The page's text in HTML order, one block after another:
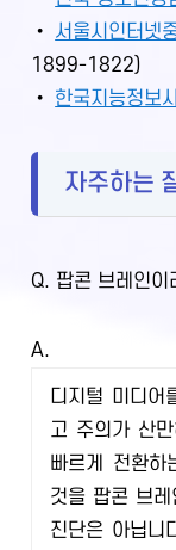
• 서울시인터넷
1899-1822)
• 한국지능정보
자주하는
Q. 팝콘 브레인이
A.
디지털 미디어
고 주의가 산
빠르게 전환
것을 팝콘 브
진단은 아닙니